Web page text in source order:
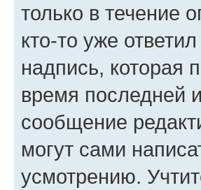
только в течение
кто-то уже
надпись, которая
время последней
сообщение
могут сами
усмотрению.